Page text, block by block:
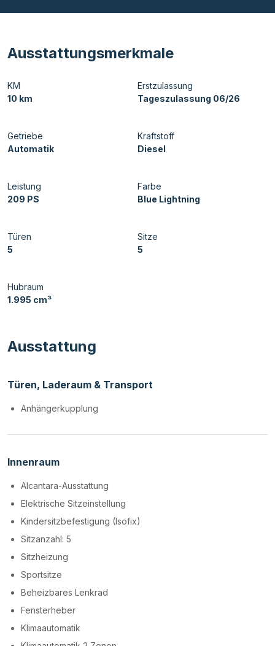
Ausstattungsmerkmale
KM
10 km
Erstzulassung
Tageszulassung 06/26
Getriebe
Automatik
Kraftstoff
Diesel
Leistung
209 PS
Farbe
Blue Lightning
Türen
5
Sitze
5
Hubraum
1.995 cm³
Ausstattung
Türen, Laderaum & Transport
Anhängerkupplung
Innenraum
Alcantara-Ausstattung
Elektrische Sitzeinstellung
Kindersitzbefestigung (Isofix)
Sitzanzahl: 5
Sitzheizung
Sportsitze
Beheizbares Lenkrad
Fensterheber
Klimaautomatik